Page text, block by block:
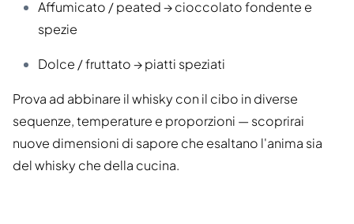
Affumicato / peated → cioccolato fondente e
spezie
Dolce / fruttato → piatti speziati
Prova ad abbinare il whisky con il cibo in diverse
sequenze, temperature e proporzioni — scoprirai
nuove dimensioni di sapore che esaltano l'anima sia
del whisky che della cucina.